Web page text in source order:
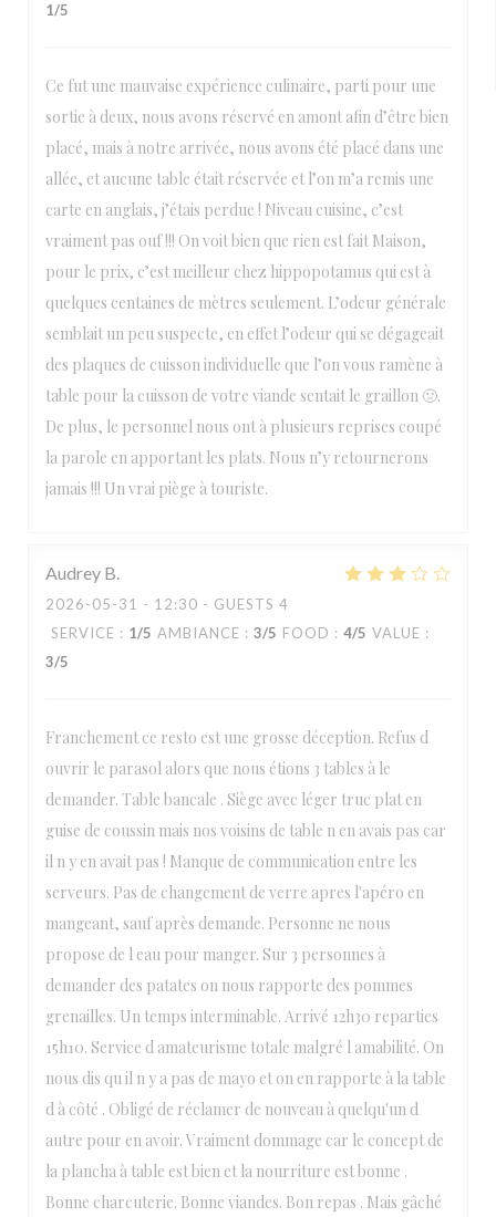
1/5
Ce fut une mauvaise expérience culinaire, parti pour une
sortie à deux, nous avons réservé en amont afin d’être bien
placé, mais à notre arrivée, nous avons été placé dans une
allée, et aucune table était réservée et l’on m’a remis une
carte en anglais, j’étais perdue ! Niveau cuisine, c’est
vraiment pas ouf !!! On voit bien que rien est fait Maison,
pour le prix, c’est meilleur chez hippopotamus qui est à
quelques centaines de mètres seulement. L’odeur générale
semblait un peu suspecte, en effet l’odeur qui se dégageait
des plaques de cuisson individuelle que l’on vous ramène à
table pour la cuisson de votre viande sentait le graillon 🤢.
De plus, le personnel nous ont à plusieurs reprises coupé
la parole en apportant les plats. Nous n’y retournerons
jamais !!! Un vrai piège à touriste.
Audrey B
2026-05-31 - 12:30 - GUESTS 4
SERVICE : 1/5 AMBIANCE : 3/5 FOOD : 4/5 VALUE :
3/5
Franchement ce resto est une grosse déception. Refus d
ouvrir le parasol alors que nous étions 3 tables à le
demander. Table bancale . Siège avec léger truc plat en
guise de coussin mais nos voisins de table n en avais pas car
il n y en avait pas ! Manque de communication entre les
serveurs. Pas de changement de verre apres l'apéro en
mangeant, sauf après demande. Personne ne nous
propose de l eau pour manger. Sur 3 personnes à
demander des patates on nous rapporte des pommes
grenailles. Un temps interminable. Arrivé 12h30 reparties
15h10. Service d amateurisme totale malgré l amabilité. On
nous dis qu il n y a pas de mayo et on en rapporte à la table
d à côté . Obligé de réclamer de nouveau à quelqu'un d
autre pour en avoir. Vraiment dommage car le concept de
la plancha à table est bien et la nourriture est bonne .
Bonne charcuterie. Bonne viandes. Bon repas . Mais gâché